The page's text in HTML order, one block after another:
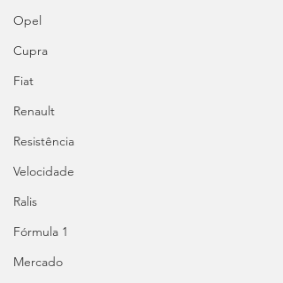
Opel
Cupra
Fiat
Renault
Resistência
Velocidade
Ralis
Fórmula 1
Mercado